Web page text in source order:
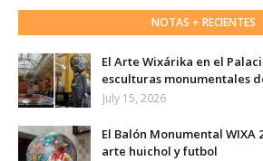
NOTAS + RECIENTES
El Arte Wixárika en el
esculturas monumentales
July 15, 2026
El Balón Monumental
arte huichol y futbol